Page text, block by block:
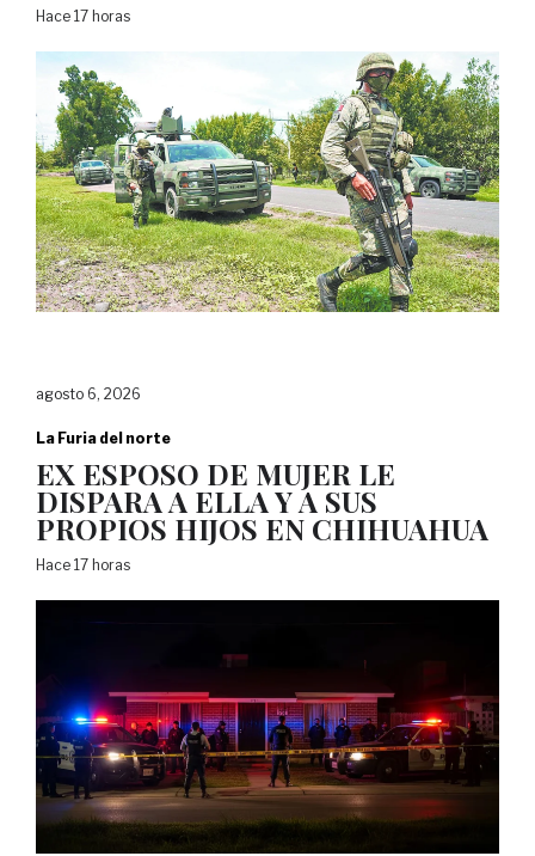
Hace 17 horas
agosto 6, 2026
La Furia del norte
EX ESPOSO DE MUJER LE
DISPARA A ELLA Y A SUS
PROPIOS HIJOS EN CHIHUAHUA
Hace 17 horas